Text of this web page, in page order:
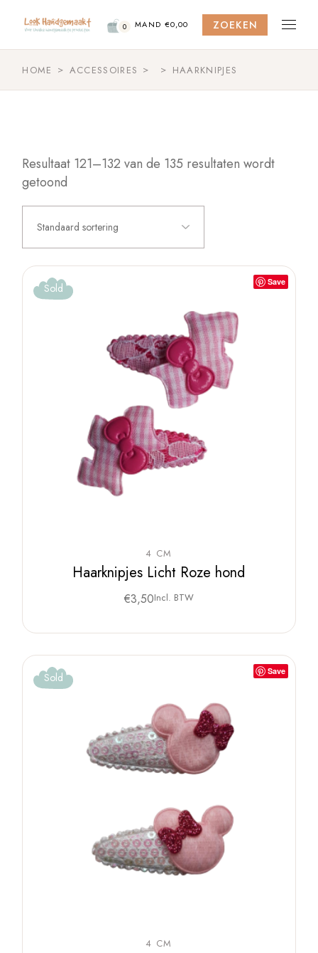
content
0 MAND €0,00 ZOEKEN
HOME ACCESSOIRES HAARKNIPJES
Resultaat 121–132 van de 135 resultaten wordt
getoond
Standaard sortering
Save
Sold
4 CM
Haarknipjes Licht Roze hond
€3,50Incl. BTW
Save
Sold
4 CM